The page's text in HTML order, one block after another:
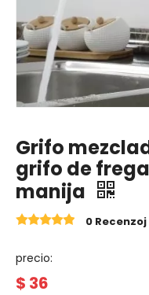
Grifo
grifo de
manija
0 Recenzoj
precio:
$ 36